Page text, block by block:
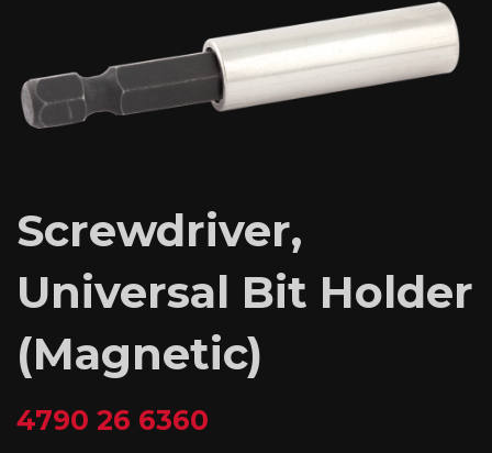
Screwdriver,
Universal Bit Holder
(Magnetic)
4790 26 6360